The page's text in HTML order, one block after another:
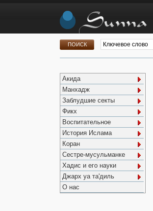
Акида
Манхадж
Заблудшие секты
Фикх
Воспитательное
История Ислама
Коран
Сестре-мусульманке
Хадис и его науки
Джарх уа та'диль
О нас